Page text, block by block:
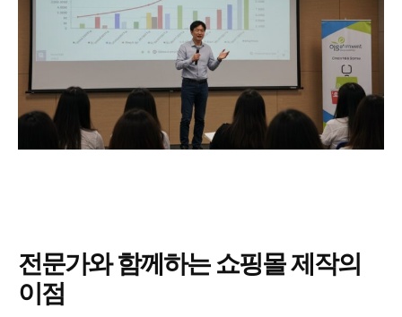
전문가와 함께하는 쇼핑몰 제작의
이점